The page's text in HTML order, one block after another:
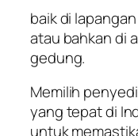
baik di
atau bahkan di
gedung.
Memilih
yang tepat di
untuk